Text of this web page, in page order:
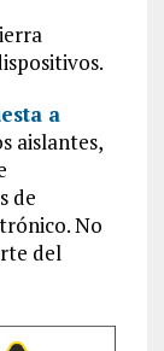
a
aislantes,
de
No
del